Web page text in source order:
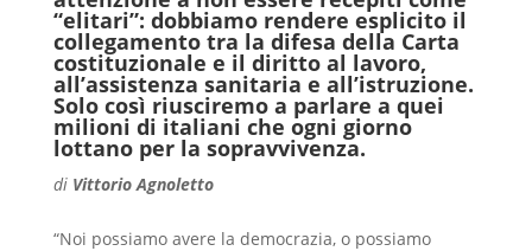
“elitari”: dobbiamo rendere esplicito il
collegamento tra la difesa della Carta
costituzionale e il diritto al lavoro,
all’assistenza sanitaria e all’istruzione.
Solo così riusciremo a parlare a quei
milioni di italiani che ogni giorno
lottano per la sopravvivenza.
di Vittorio Agnoletto
“Noi possiamo avere la democrazia, o possiamo